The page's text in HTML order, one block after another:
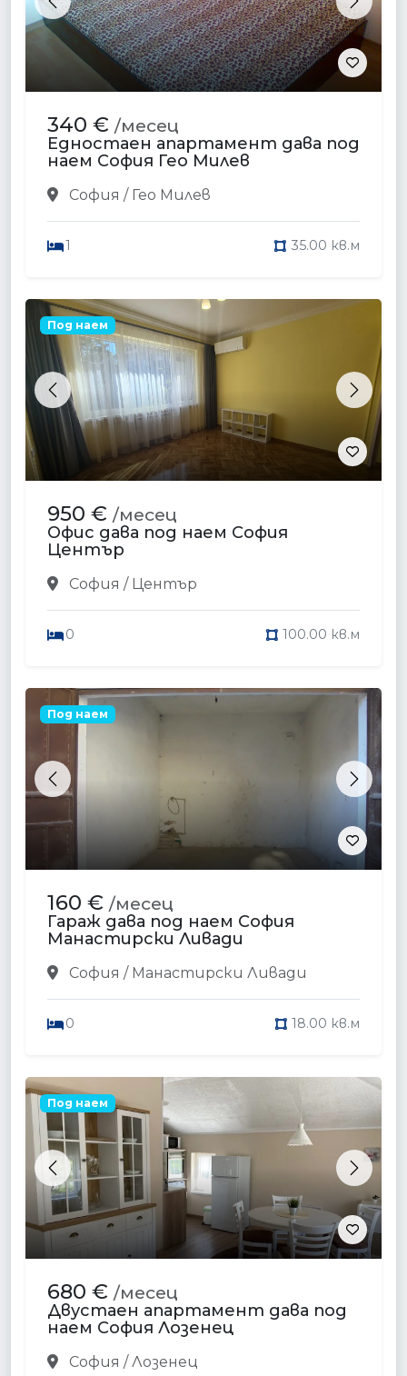
Previous Next
340 € /месец
Едностаен апартамент дава под
наем София Гео Милев
София / Гео Милев
1 35.00 кв.м
Previous Next
Под наем
950 € /месец
Офис дава под наем София
Център
София / Център
0 100.00 кв.м
Previous Next
Под наем
160 € /месец
Гараж дава под наем София
Манастирски Ливади
София / Манастирски Ливади
0 18.00 кв.м
Previous Next
Под наем
680 € /месец
Двустаен апартамент дава под
наем София Лозенец
София / Лозенец